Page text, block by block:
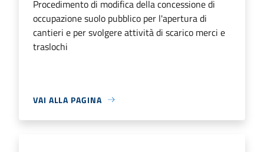
Procedimento di modifica della concessione di
occupazione suolo pubblico per l'apertura di
cantieri e per svolgere attività di scarico merci e
traslochi
VAI ALLA PAGINA